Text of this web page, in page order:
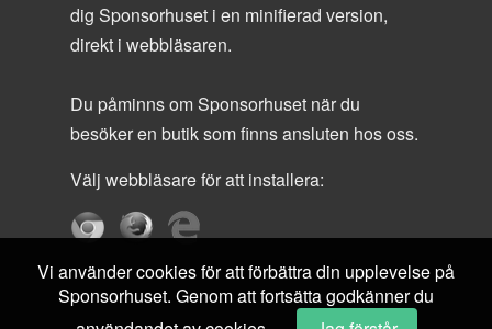
dig Sponsorhuset i en minifierad version,
direkt i webbläsaren.
Du påminns om Sponsorhuset när du
besöker en butik som finns ansluten hos oss.
Välj webbläsare för att installera:
Vi använder cookies för att förbättra din upplevelse på
Sponsorhuset. Genom att fortsätta godkänner du